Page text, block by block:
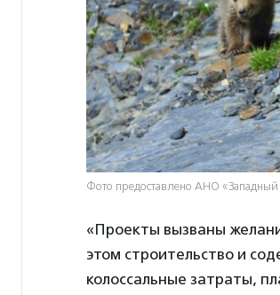
Фото предоставлено АНО «Западный
«Проекты вызваны
этом строительство и
колоссальные затраты,